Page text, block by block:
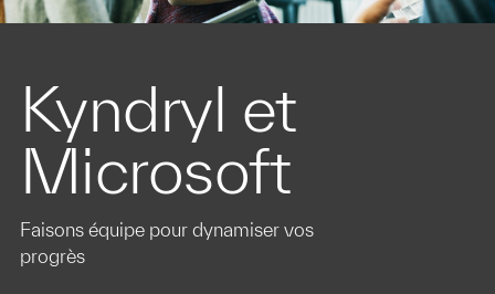
Kyndryl et
Microsoft
Faisons équipe pour dynamiser vos
progrès